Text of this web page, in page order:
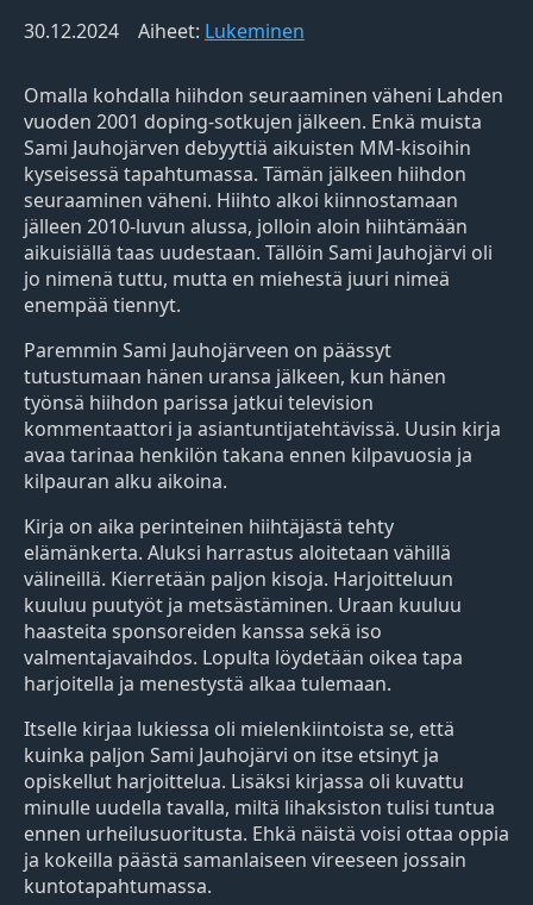
30.12.2024 Aiheet: Lukeminen
Omalla kohdalla hiihdon seuraaminen väheni Lahden
vuoden 2001 doping-sotkujen jälkeen. Enkä muista
Sami Jauhojärven debyyttiä aikuisten MM-kisoihin
kyseisessä tapahtumassa. Tämän jälkeen hiihdon
seuraaminen väheni. Hiihto alkoi kiinnostamaan
jälleen 2010-luvun alussa, jolloin aloin hiihtämään
aikuisiällä taas uudestaan. Tällöin Sami Jauhojärvi oli
jo nimenä tuttu, mutta en miehestä juuri nimeä
enempää tiennyt.
Paremmin Sami Jauhojärveen on päässyt
tutustumaan hänen uransa jälkeen, kun hänen
työnsä hiihdon parissa jatkui television
kommentaattori ja asiantuntijatehtävissä. Uusin kirja
avaa tarinaa henkilön takana ennen kilpavuosia ja
kilpauran alku aikoina.
Kirja on aika perinteinen hiihtäjästä tehty
elämänkerta. Aluksi harrastus aloitetaan vähillä
välineillä. Kierretään paljon kisoja. Harjoitteluun
kuuluu puutyöt ja metsästäminen. Uraan kuuluu
haasteita sponsoreiden kanssa sekä iso
valmentajavaihdos. Lopulta löydetään oikea tapa
harjoitella ja menestystä alkaa tulemaan.
Itselle kirjaa lukiessa oli mielenkiintoista se, että
kuinka paljon Sami Jauhojärvi on itse etsinyt ja
opiskellut harjoittelua. Lisäksi kirjassa oli kuvattu
minulle uudella tavalla, miltä lihaksiston tulisi tuntua
ennen urheilusuoritusta. Ehkä näistä voisi ottaa oppia
ja kokeilla päästä samanlaiseen vireeseen jossain
kuntotapahtumassa.